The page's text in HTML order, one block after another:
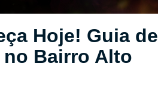
Hoje! Guia de
Bairro Alto